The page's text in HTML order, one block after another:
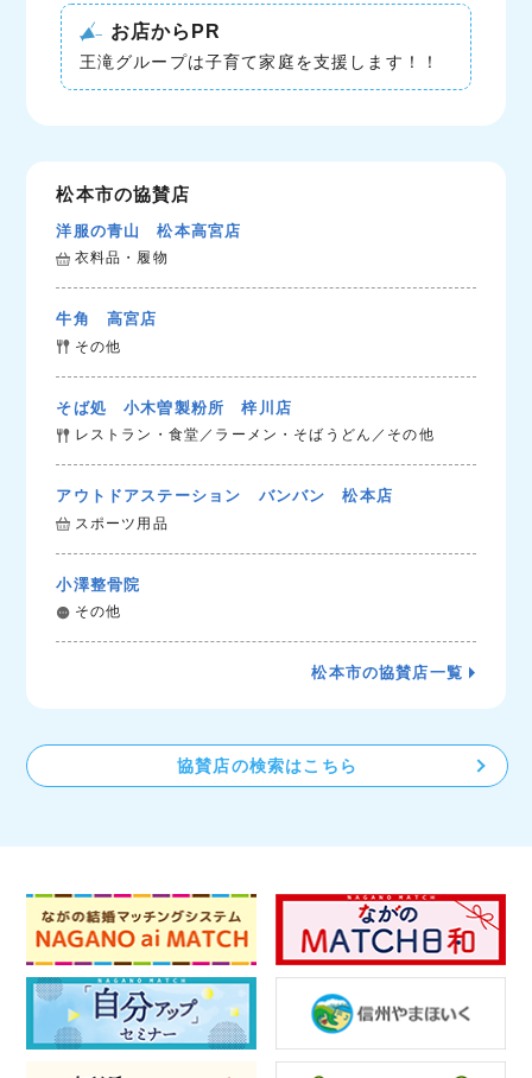
お店からPR
王滝グループは子育て家庭を支援します！！
松本市の協賛店
洋服の青山 松本高宮店
衣料品・履物
牛角 高宮店
その他
そば処 小木曽製粉所 梓川店
レストラン・食堂／ラーメン・そばうどん／その他
アウトドアステーション バンバン 松本店
スポーツ用品
小澤整骨院
その他
松本市の協賛店一覧
協賛店の検索はこちら